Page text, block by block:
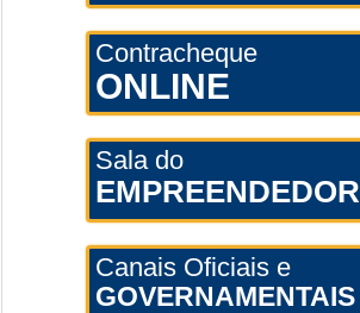
Contracheque
ONLINE
Sala do
EMPREENDEDOR
Canais Oficiais e
GOVERNAMENTAIS